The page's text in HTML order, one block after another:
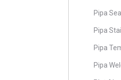
Pipa
Pipa
Pipa
Pipa